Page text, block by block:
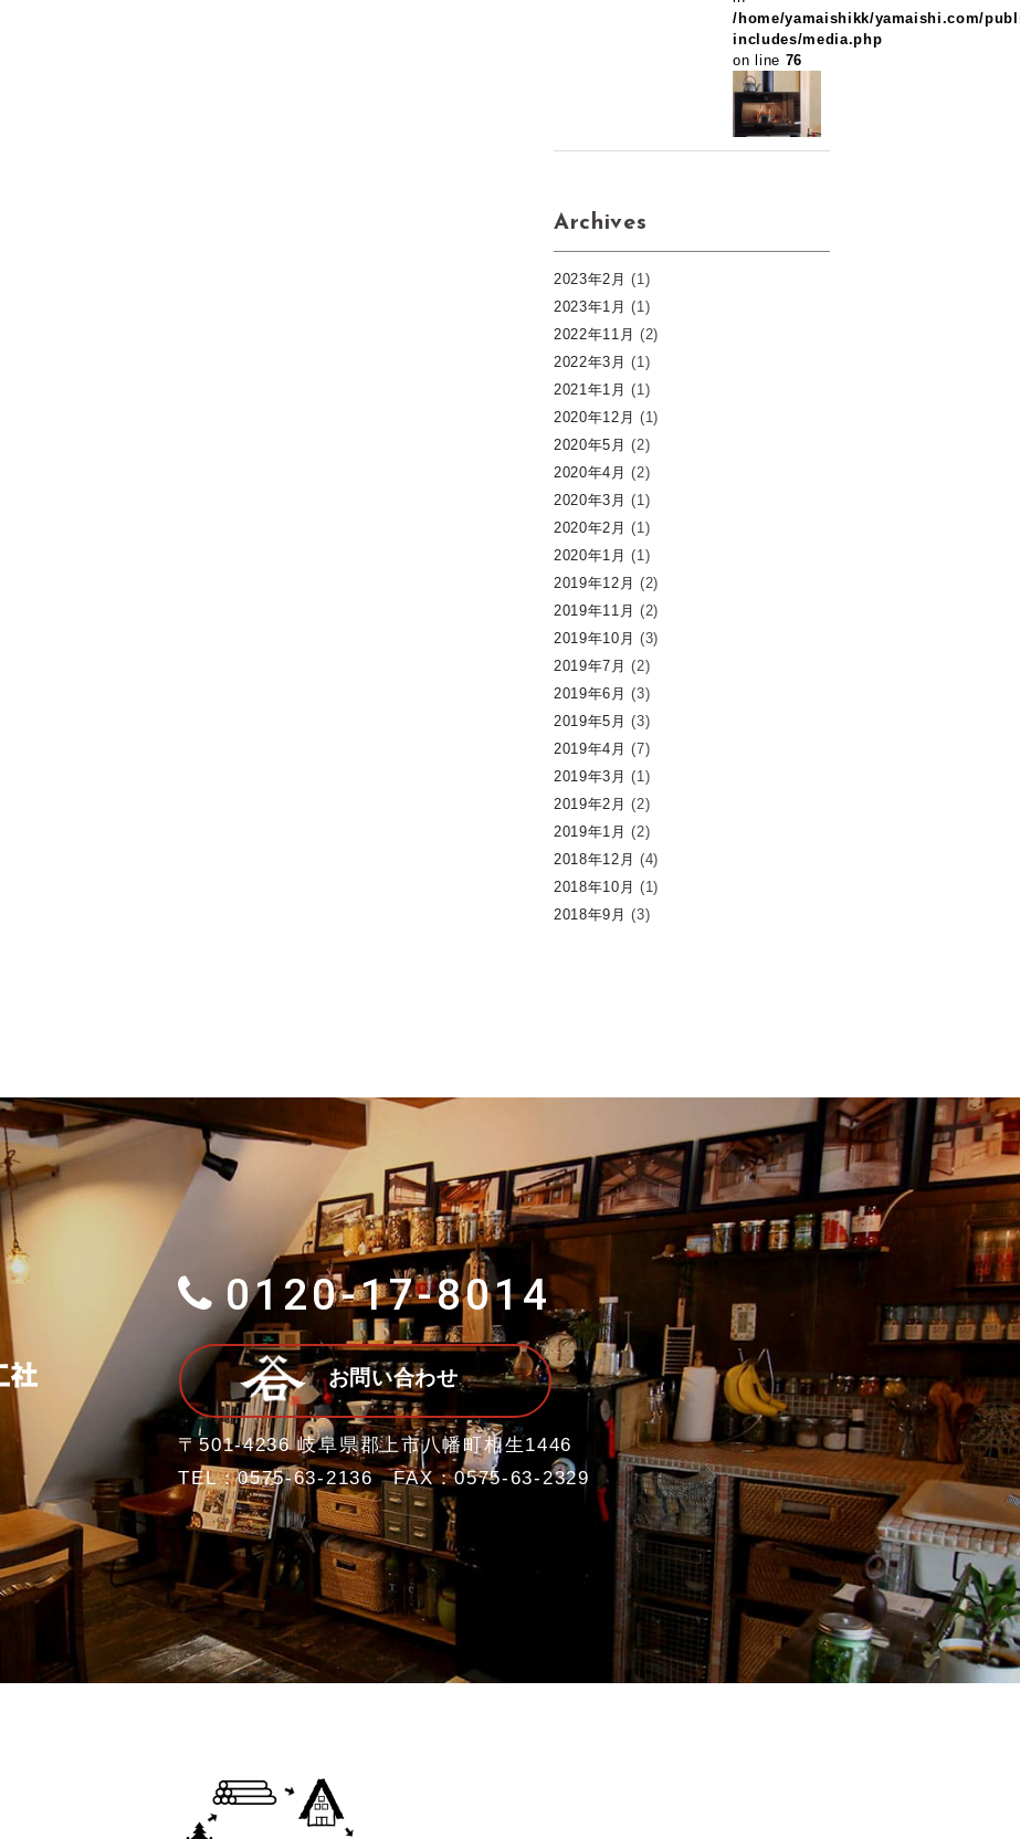
/home/yamaishikk/yamaishi.com/
includes/media.php
on line 76
Archives
2023年2月 (1)
2023年1月 (1)
2022年11月 (2)
2022年3月 (1)
2021年1月 (1)
2020年12月 (1)
2020年5月 (2)
2020年4月 (2)
2020年3月 (1)
2020年2月 (1)
2020年1月 (1)
2019年12月 (2)
2019年11月 (2)
2019年10月 (3)
2019年7月 (2)
2019年6月 (3)
2019年5月 (3)
2019年4月 (7)
2019年3月 (1)
2019年2月 (2)
2019年1月 (2)
2018年12月 (4)
2018年10月 (1)
2018年9月 (3)
0120-17-8014
お問い合わせ
〒501-4236 岐阜県郡上市八幡町相生1446
TEL：0575-63-2136 FAX：0575-63-2329